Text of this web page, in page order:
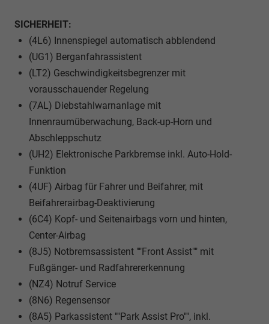
SICHERHEIT:
(4L6) Innenspiegel automatisch abblendend
(UG1) Berganfahrassistent
(LT2) Geschwindigkeitsbegrenzer mit
vorausschauender Regelung
(7AL) Diebstahlwarnanlage mit
Innenraumüberwachung, Back-up-Horn und
Abschleppschutz
(UH2) Elektronische Parkbremse inkl. Auto-Hold-
Funktion
(4UF) Airbag für Fahrer und Beifahrer, mit
Beifahrerairbag-Deaktivierung
(6C4) Kopf- und Seitenairbags vorn und hinten,
Center-Airbag
(8J5) Notbremsassistent ""Front Assist"" mit
Fußgänger- und Radfahrererkennung
(NZ4) Notruf Service
(8N6) Regensensor
(8A5) Parkassistent ""Park Assist Pro"", inkl.